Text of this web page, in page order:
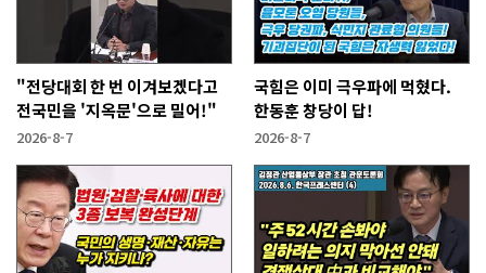
"전당대회 한 번 이겨보겠다고
전국민을 '지옥문'으로 밀어!"
2026-8-7
국힘은 이미 극우파에 먹혔다.
한동훈 창당이 답!
2026-8-7